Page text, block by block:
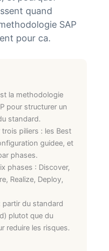
quand
SAP
pour ca.
la methodologie
pour structurer un
standard.
trois piliers : les Best
guidee, et
phases.
phases : Discover,
Realize, Deploy,
partir du standard
plutot que du
reduire les risques.